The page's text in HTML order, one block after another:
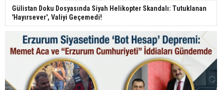
Gülistan Doku Dosyasında Siyah Helikopter Skandalı: Tutuklanan
'Hayırsever', Valiyi Geçemedi!